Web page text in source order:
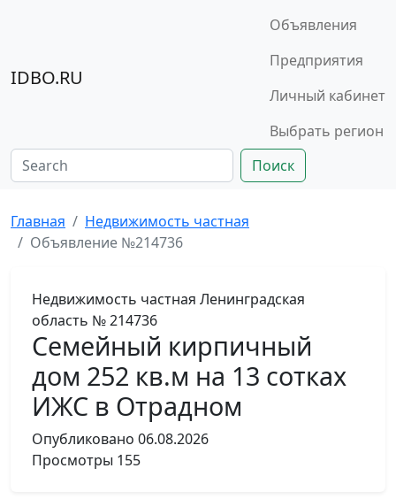
IDBO.RU
Объявления
Предприятия
Личный кабинет
Выбрать регион
Поиск
Главная
Недвижимость частная
Объявление №214736
Недвижимость частная Ленинградская
область № 214736
Семейный кирпичный
дом 252 кв.м на 13 сотках
ИЖС в Отрадном
Опубликовано 06.08.2026
Просмотры 155